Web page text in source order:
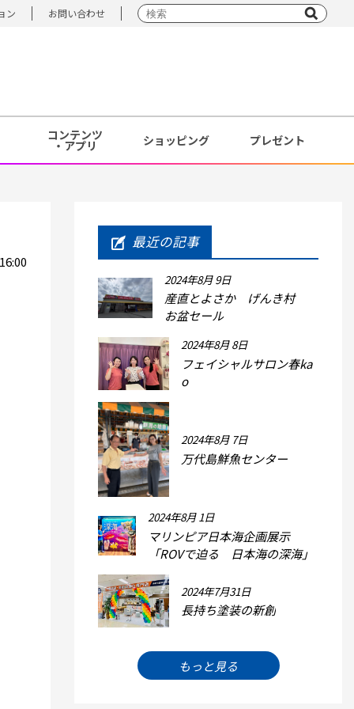
ン お問い合わせ
コンテンツ
・アプリ ショッピング プレゼント
最近の記事
2024年8月 9日
産直とよさか げんき村
お盆セール
2024年8月 8日
フェイシャルサロン春ka
o
2024年8月 7日
万代島鮮魚センター
2024年8月 1日
マリンピア日本海企画展示
「ROVで迫る 日本海の深海」
2024年7月31日
長持ち塗装の新創
もっと見る